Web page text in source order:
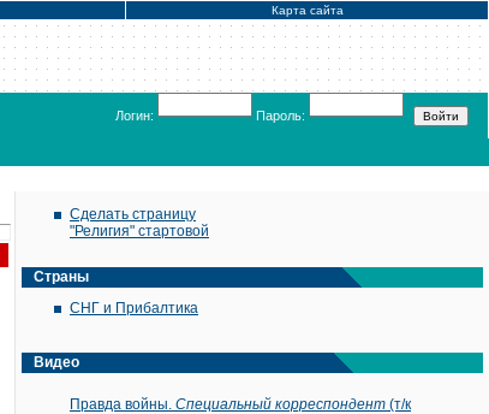
Карта сайта
Логин: Пароль:
Сделать страницу
"Религия" стартовой
Страны
СНГ и Прибалтика
Видео
Правда войны. Специальный корреспондент (т/к